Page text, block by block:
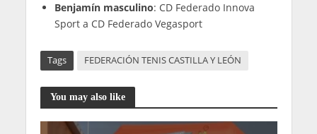
Benjamín masculino: CD Federado Innova
Sport a CD Federado Vegasport
Tags FEDERACIÓN TENIS CASTILLA Y LEÓN
You may also like